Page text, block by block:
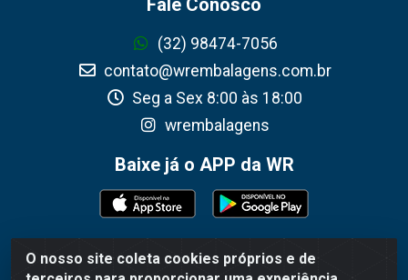
O nosso site coleta cookies próprios e de
Fale Conosco
(32) 98474-7056
contato@wrembalagens.com.br
Seg a Sex 8:00 às 18:00
wrembalagens
Baixe já o APP da WR
WR Embalagens - R. Cel. Teodoro Gomes de Araújo, 1360 -